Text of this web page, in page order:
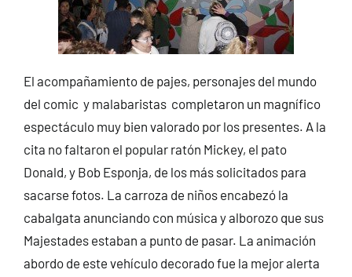
El acompañamiento de pajes, personajes del mundo
del comic y malabaristas completaron un magnífico
espectáculo muy bien valorado por los presentes. A la
cita no faltaron el popular ratón Mickey, el pato
Donald, y Bob Esponja, de los más solicitados para
sacarse fotos. La carroza de niños encabezó la
cabalgata anunciando con música y alborozo que sus
Majestades estaban a punto de pasar. La animación
abordo de este vehículo decorado fue la mejor alerta